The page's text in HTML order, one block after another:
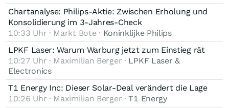
Chartanalyse: Philips-Aktie: Zwischen Erholung und
Konsolidierung im 3-Jahres-Check
10:33 Uhr · Markt Bote · Koninklijke Philips
LPKF Laser: Warum Warburg jetzt zum Einstieg rät
10:27 Uhr · Maximilian Berger · LPKF Laser &
Electronics
T1 Energy Inc: Dieser Solar-Deal verändert die Lage
10:26 Uhr · Maximilian Berger ·T1 Energy